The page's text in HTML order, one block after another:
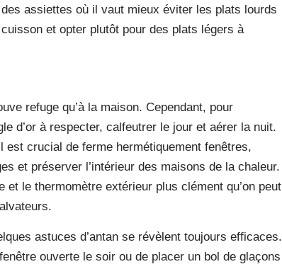
assiettes où il vaut mieux éviter les plats lourds
et opter plutôt pour des plats légers à
refuge qu’à la maison. Cependant, pour
d’or à respecter, calfeutrer le jour et aérer la nuit.
est crucial de ferme hermétiquement fenêtres,
et préserver l’intérieur des maisons de la chaleur.
et le thermomètre extérieur plus clément qu’on peut
astuces d’antan se révèlent toujours efficaces.
ouverte le soir ou de placer un bol de glaçons